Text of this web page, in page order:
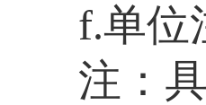
f.单位
注：